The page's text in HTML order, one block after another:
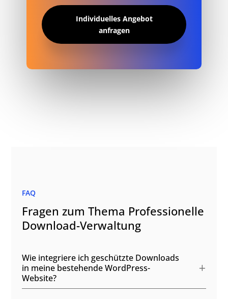
Individuelles Angebot
anfragen
FAQ
Fragen zum Thema Professionelle
Download-Verwaltung
Wie integriere ich geschützte Downloads
in meine bestehende WordPress-
Website?